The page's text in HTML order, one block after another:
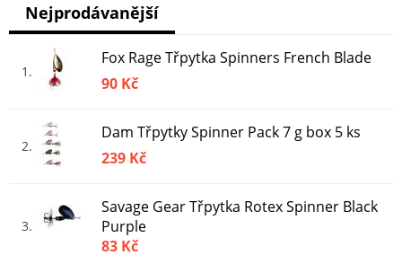
1
Fox Rage Třpytka Spinners French Blade
90 Kč
2
Dam Třpytky Spinner Pack 7 g box 5 ks
239 Kč
3
Savage Gear Třpytka Rotex Spinner Black
Purple
83 Kč
Nejprodávanější